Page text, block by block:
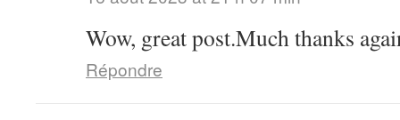
Wow, great post.Much thanks
Répondre